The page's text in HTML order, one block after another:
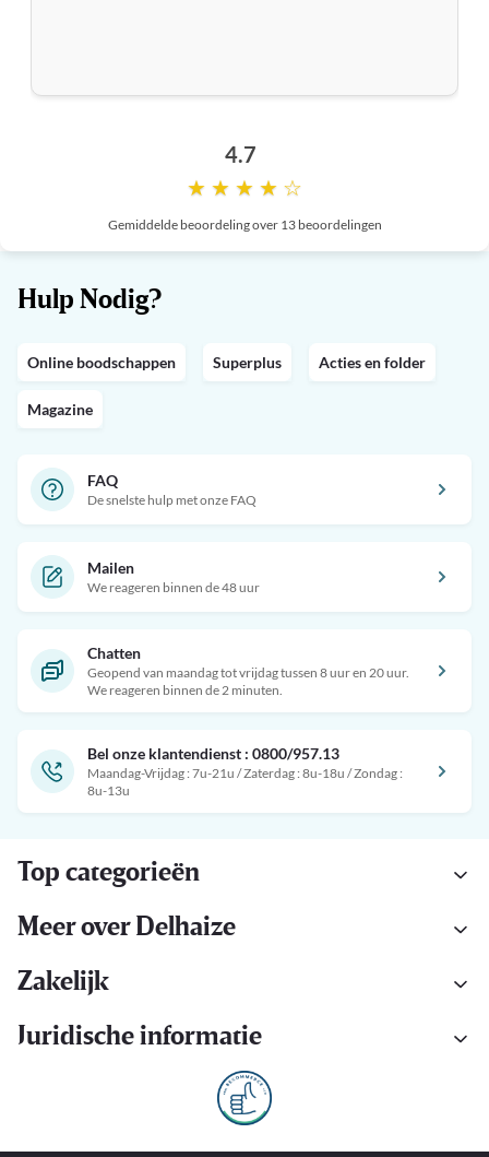
4.7
★ ★ ★ ★ ☆
Gemiddelde beoordeling over 13 beoordelingen
Hulp Nodig?
Online boodschappen Superplus Acties en folder
Magazine
FAQ
De snelste hulp met onze FAQ
Mailen
We reageren binnen de 48 uur
Chatten
Geopend van maandag tot vrijdag tussen 8 uur en 20 uur.
We reageren binnen de 2 minuten.
Bel onze klantendienst : 0800/957.13
Maandag-Vrijdag : 7u-21u / Zaterdag : 8u-18u / Zondag :
8u-13u
Top categorieën
Meer over Delhaize
Zakelijk
Juridische informatie